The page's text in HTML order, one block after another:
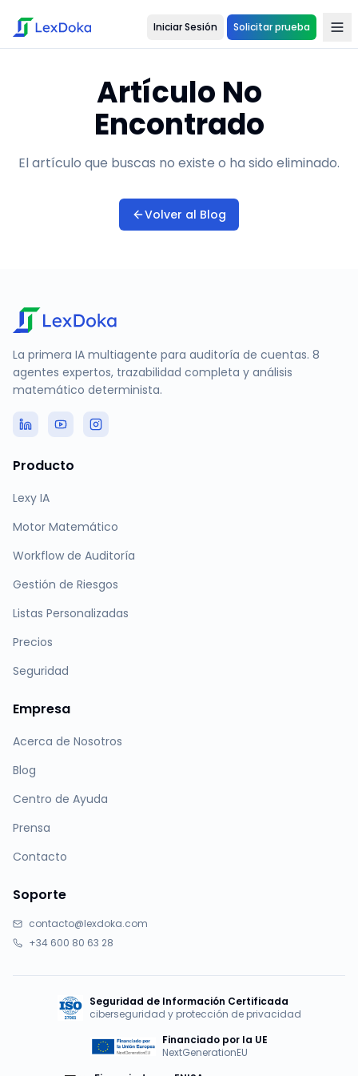
Iniciar Sesión Solicitar prueba
Artículo No
Encontrado
El artículo que buscas no existe o ha sido eliminado.
Volver al Blog
La primera IA multiagente para auditoría de cuentas. 8
agentes expertos, trazabilidad completa y análisis
matemático determinista.
Producto
Lexy IA
Motor Matemático
Workflow de Auditoría
Gestión de Riesgos
Listas Personalizadas
Precios
Seguridad
Empresa
Acerca de Nosotros
Blog
Centro de Ayuda
Prensa
Contacto
Soporte
contacto@lexdoka.com
+34 600 80 63 28
Seguridad de Información Certificada
ciberseguridad y protección de privacidad
Financiado por la UE
NextGenerationEU